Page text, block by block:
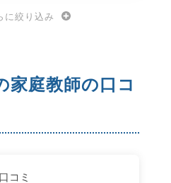
に絞り込み
家庭教師の口コ
コミ